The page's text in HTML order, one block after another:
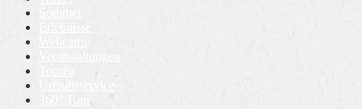
Sommer
Veranstaltungen
360° Tour